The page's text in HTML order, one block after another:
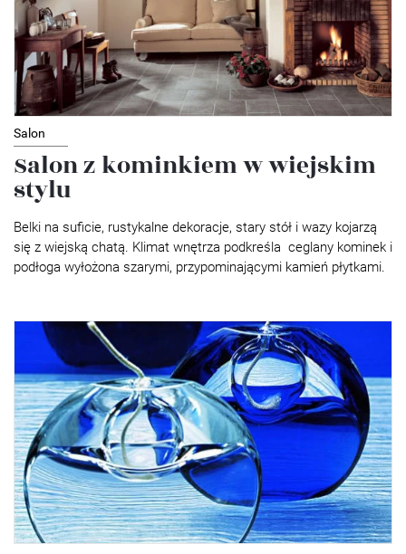
Salon
Salon z kominkiem w wiejskim
stylu
Belki na suficie, rustykalne dekoracje, stary stół i wazy kojarzą
się z wiejską chatą. Klimat wnętrza podkreśla ceglany kominek i
podłoga wyłożona szarymi, przypominającymi kamień płytkami.